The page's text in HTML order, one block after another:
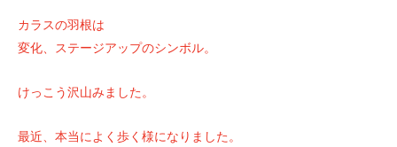
カラスの羽根は
変化、ステージアップのシンボル。
けっこう沢山みました。
最近、本当によく歩く様になりました。